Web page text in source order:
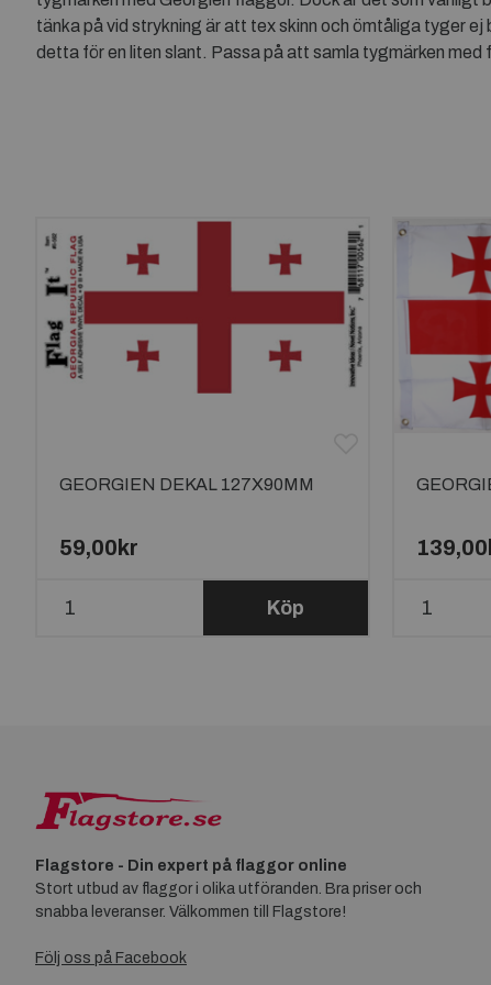
tänka på vid strykning är att tex skinn och ömtåliga tyger ej
detta för en liten slant. Passa på att samla tygmärken med
GEORGIEN DEKAL 127X90MM
59,00kr
Köp
Flagstore - Din expert på flaggor online
Stort utbud av flaggor i olika utföranden. Bra priser och
snabba leveranser. Välkommen till Flagstore!
Följ oss på Facebook